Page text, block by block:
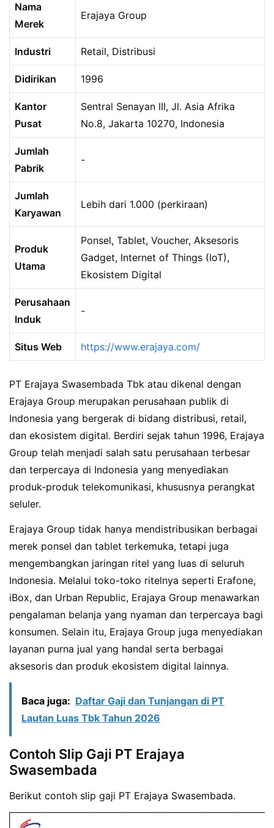
Nama
Merek
Erajaya Group
Industri Retail, Distribusi
Didirikan 1996
Kantor
Pusat
Sentral Senayan III, Jl. Asia Afrika
No.8, Jakarta 10270, Indonesia
Jumlah
Pabrik
-
Jumlah
Karyawan
Lebih dari 1.000 (perkiraan)
Produk
Utama
Ponsel, Tablet, Voucher, Aksesoris
Gadget, Internet of Things (IoT),
Ekosistem Digital
Perusahaan
Induk
-
Situs Web https://www.erajaya.com/
PT Erajaya Swasembada Tbk atau dikenal dengan
Erajaya Group merupakan perusahaan publik di
Indonesia yang bergerak di bidang distribusi, retail,
dan ekosistem digital. Berdiri sejak tahun 1996, Erajaya
Group telah menjadi salah satu perusahaan terbesar
dan terpercaya di Indonesia yang menyediakan
produk-produk telekomunikasi, khususnya perangkat
seluler.
Erajaya Group tidak hanya mendistribusikan berbagai
merek ponsel dan tablet terkemuka, tetapi juga
mengembangkan jaringan ritel yang luas di seluruh
Indonesia. Melalui toko-toko ritelnya seperti Erafone,
iBox, dan Urban Republic, Erajaya Group menawarkan
pengalaman belanja yang nyaman dan terpercaya bagi
konsumen. Selain itu, Erajaya Group juga menyediakan
layanan purna jual yang handal serta berbagai
aksesoris dan produk ekosistem digital lainnya.
Baca juga: Daftar Gaji dan Tunjangan di PT
Lautan Luas Tbk Tahun 2026
Contoh Slip Gaji PT Erajaya
Swasembada
Berikut contoh slip gaji PT Erajaya Swasembada.